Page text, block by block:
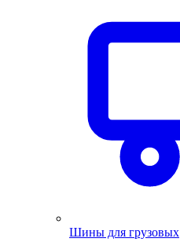
Шины для грузовых